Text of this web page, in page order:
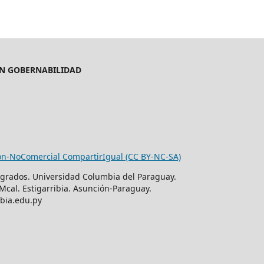
GOBERNABILIDAD
NoComercial CompartirIgual (CC BY-NC-SA)
Universidad Columbia del Paraguay.
Estigarribia. Asunción-Paraguay.